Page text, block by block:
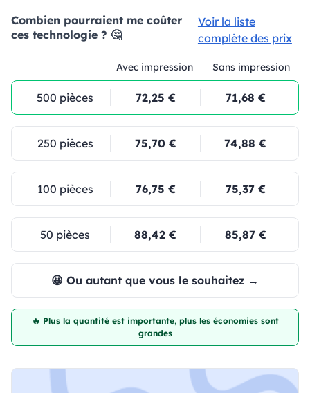
Combien pourraient me coûter
ces technologie ? 🤔
Voir la liste
complète des prix
Avec impression Sans impression
500 pièces 72,25 € 71,68 €
250 pièces 75,70 € 74,88 €
100 pièces 76,75 € 75,37 €
50 pièces 88,42 € 85,87 €
😀 Ou autant que vous le souhaitez →
🔥 Plus la quantité est importante, plus les économies sont
grandes